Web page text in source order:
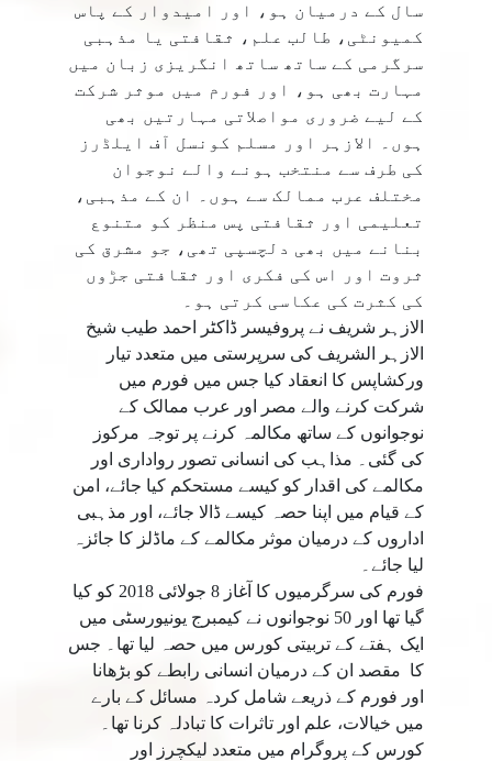
سال کے درمیان ہو، اور امیدوار کے پاس
کمیونٹی، طالب علم، ثقافتی یا مذہبی
سرگرمی کے ساتھ ساتھ انگریزی زبان میں
مہارت بھی ہو، اور فورم میں موثر شرکت
کے لیے ضروری مواصلاتی مہارتیں بھی
ہوں۔ الازہر اور مسلم کونسل آف ایلڈرز
کی طرف سے منتخب ہونے والے نوجوان
مختلف عرب ممالک سے ہوں۔ ان کے مذہبی،
تعلیمی اور ثقافتی پس منظر کو متنوع
بنانے میں بھی دلچسپی تھی، جو مشرق کی
ثروت اور اس کی فکری اور ثقافتی جڑوں
کی کثرت کی عکاسی کرتی ہو۔
الازہر شریف نے پروفیسر ڈاکٹر احمد طیب شیخ
الازہر الشریف کی سرپرستی میں متعدد تیار
ورکشاپس کا انعقاد کیا جس میں فورم میں
شرکت کرنے والے مصر اور عرب ممالک کے
نوجوانوں کے ساتھ مکالمہ کرنے پر توجہ مرکوز
کی گئی۔ مذاہب کی انسانی تصور رواداری اور
مکالمے کی اقدار کو کیسے مستحکم کیا جائے، امن
کے قیام میں اپنا حصہ کیسے ڈالا جائے، اور مذہبی
اداروں کے درمیان موثر مکالمے کے ماڈلز کا جائزہ
لیا جائے۔
فورم کی سرگرمیوں کا آغاز 8 جولائی 2018 کو کیا
گیا تھا اور 50 نوجوانوں نے کیمبرج یونیورسٹی میں
ایک ہفتے کے تربیتی کورس میں حصہ لیا تھا۔ جس
کا ‎ مقصد ان کے درمیان انسانی رابطے کو بڑھانا
اور فورم کے ذریعے شامل کردہ مسائل کے بارے
میں خیالات، علم اور تاثرات کا تبادلہ کرنا تھا۔
کورس کے پروگرام میں متعدد لیکچرز اور